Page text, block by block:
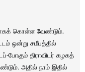
கொள்ள வேண்டும்.
ஒன்று சமீபத்தில்
போகும் திராவிடர் கழகத்
அதில் நாம் இதில்